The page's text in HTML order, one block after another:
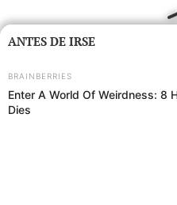
ANTES DE IRSE